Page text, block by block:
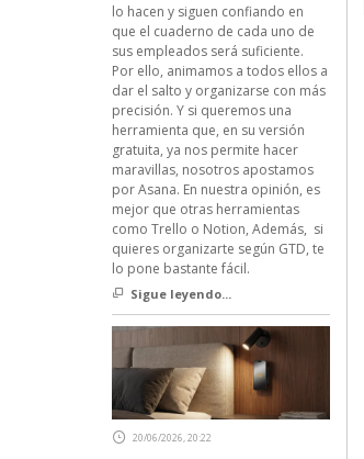
lo hacen y siguen confiando en
que el cuaderno de cada uno de
sus empleados será suficiente.
Por ello, animamos a todos ellos a
dar el salto y organizarse con más
precisión. Y si queremos una
herramienta que, en su versión
gratuita, ya nos permite hacer
maravillas, nosotros apostamos
por Asana. En nuestra opinión, es
mejor que otras herramientas
como Trello o Notion, Además, si
quieres organizarte según GTD, te
lo pone bastante fácil.
Sigue leyendo...
20/06/2026, 20:22